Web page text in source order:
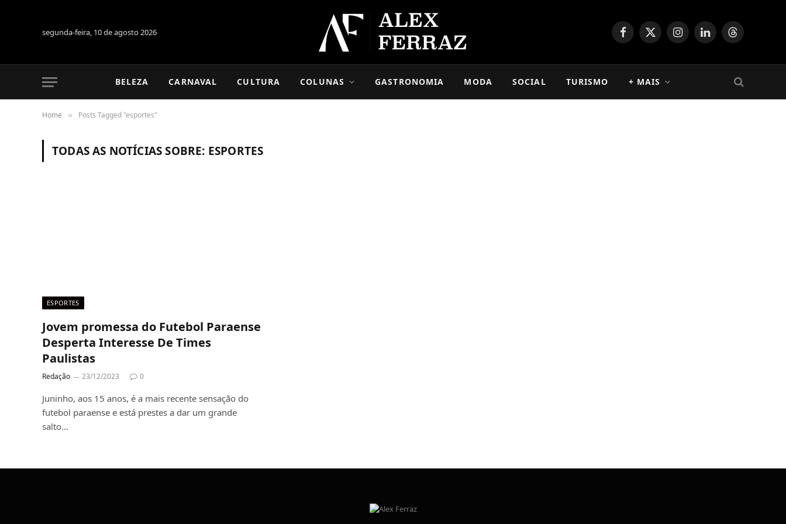
segunda-feira, 10 de agosto 2026 Facebook
X
InstagramLinkedInThreads
BELEZA CARNAVAL CULTURA COLUNAS GASTRONOMIA MODA SOCIAL TURISMO + MAIS
Home » Posts Tagged "esportes"
TODAS AS NOTÍCIAS SOBRE: ESPORTES
ESPORTES
Jovem promessa do Futebol Paraense
Desperta Interesse De Times
Paulistas
Redação 23/12/2023 0
Juninho, aos 15 anos, é a mais recente sensação do
futebol paraense e está prestes a dar um grande
salto…